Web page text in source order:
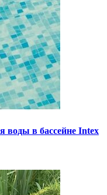
воды в бассейне Intex